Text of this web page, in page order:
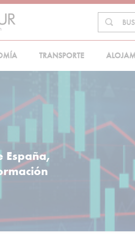
Buscar
BUSCAR
TRANSPORTE
España,